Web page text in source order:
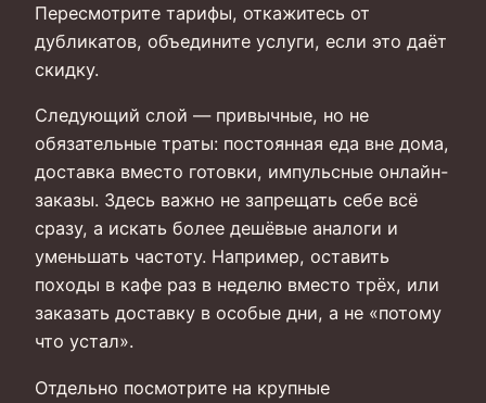
Пересмотрите тарифы, откажитесь от
дубликатов, объедините услуги, если это даёт
скидку.
Следующий слой — привычные, но не
обязательные траты: постоянная еда вне дома,
доставка вместо готовки, импульсные онлайн-
заказы. Здесь важно не запрещать себе всё
сразу, а искать более дешёвые аналоги и
уменьшать частоту. Например, оставить
походы в кафе раз в неделю вместо трёх, или
заказать доставку в особые дни, а не «потому
что устал».
Отдельно посмотрите на крупные